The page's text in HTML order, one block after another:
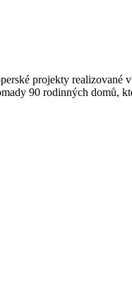
projekty realizované
90 rodinných domů,